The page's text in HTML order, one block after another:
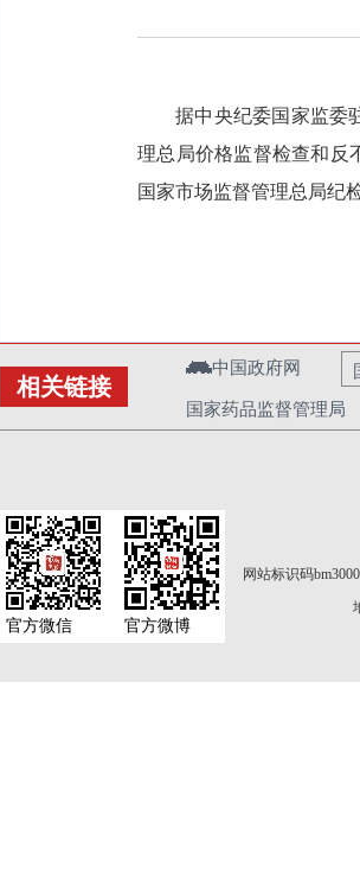
据中央纪委国家监委
理总局价格监督检查和反
国家市场监督管理总局纪
相关链接
中国政府网
国家药品监督管理局
网站标识码
官方微信 官方微博